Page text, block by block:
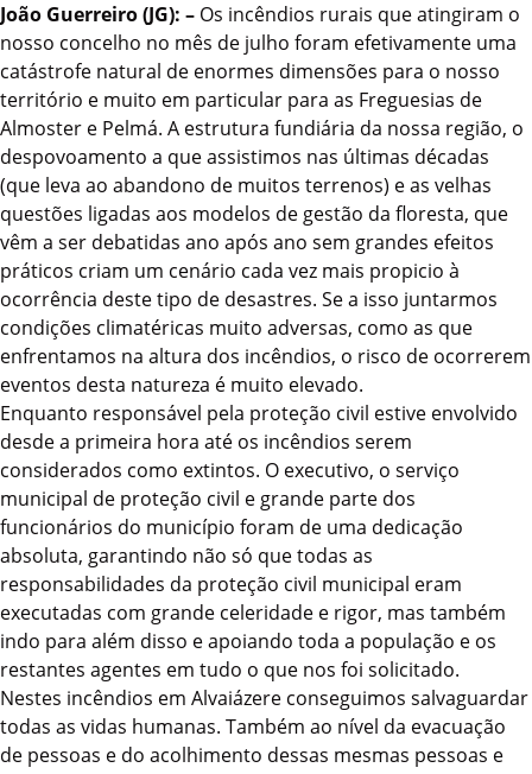
João Guerreiro (JG): – Os incêndios rurais que atingiram o
nosso concelho no mês de julho foram efetivamente uma
catástrofe natural de enormes dimensões para o nosso
território e muito em particular para as Freguesias de
Almoster e Pelmá. A estrutura fundiária da nossa região, o
despovoamento a que assistimos nas últimas décadas
(que leva ao abandono de muitos terrenos) e as velhas
questões ligadas aos modelos de gestão da floresta, que
vêm a ser debatidas ano após ano sem grandes efeitos
práticos criam um cenário cada vez mais propicio à
ocorrência deste tipo de desastres. Se a isso juntarmos
condições climatéricas muito adversas, como as que
enfrentamos na altura dos incêndios, o risco de ocorrerem
eventos desta natureza é muito elevado.
Enquanto responsável pela proteção civil estive envolvido
desde a primeira hora até os incêndios serem
considerados como extintos. O executivo, o serviço
municipal de proteção civil e grande parte dos
funcionários do município foram de uma dedicação
absoluta, garantindo não só que todas as
responsabilidades da proteção civil municipal eram
executadas com grande celeridade e rigor, mas também
indo para além disso e apoiando toda a população e os
restantes agentes em tudo o que nos foi solicitado.
Nestes incêndios em Alvaiázere conseguimos salvaguardar
todas as vidas humanas. Também ao nível da evacuação
de pessoas e do acolhimento dessas mesmas pessoas e